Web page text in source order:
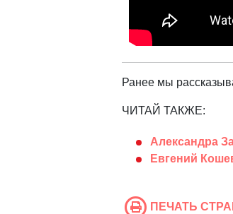
Ранее мы
ЧИТАЙ ТАКЖЕ:
Александра
Евгений
ПЕЧАТЬ